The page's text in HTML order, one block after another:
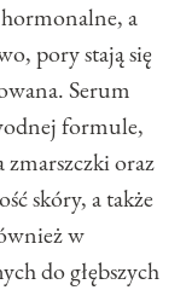
a
pory stają się
Serum
formule,
oraz
skóry, a także
w
do głębszych